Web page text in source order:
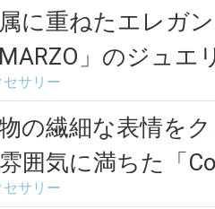
ン...
に重ねたエレガ
MARZO」のジュエ
を...
セサリー
の繊細な表情を
囲気に満ちた「
セサリー